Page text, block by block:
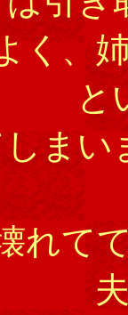
く、
と
ま
れて